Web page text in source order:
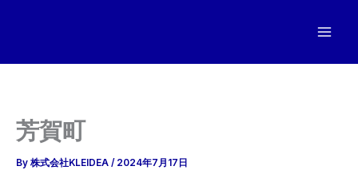
芳賀町
By 株式会社KLEIDEA / 2024年7月17日